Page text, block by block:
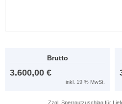
Brutto
3.600,00 €
inkl. 19 % MwSt.
Zzgl. Sperrgutzuschlag für